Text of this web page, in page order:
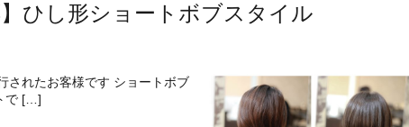
】ひし形ショートボブスタイル
されたお客様です ショートボブ
で […]